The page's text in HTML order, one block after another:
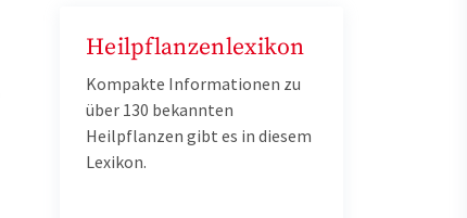
Heilpflanzenlexikon
Kompakte Informationen zu
über 130 bekannten
Heilpflanzen gibt es in diesem
Lexikon.